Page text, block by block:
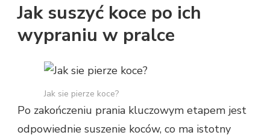
Jak suszyć koce po ich
wypraniu w pralce
Jak sie pierze koce?
Po zakończeniu prania kluczowym etapem jest
odpowiednie suszenie koców, co ma istotny